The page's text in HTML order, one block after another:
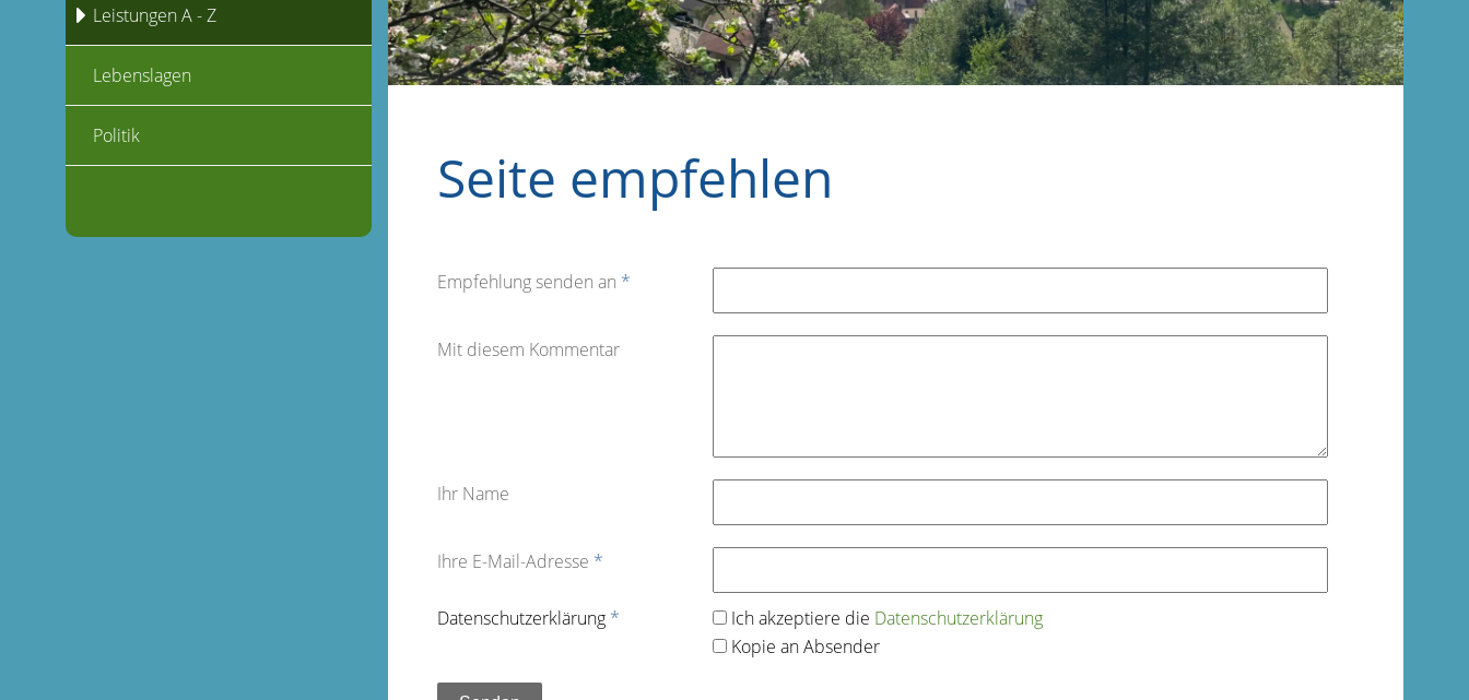
Seite empfehlen
Empfehlung senden an *
Mit diesem Kommentar
Ihr Name
Ihre E-Mail-Adresse *
Datenschutz­erklärung * Ich akzeptiere die Datenschutz­erklärung
Kopie an Absender
Leistungen A - Z
Lebenslagen
Politik